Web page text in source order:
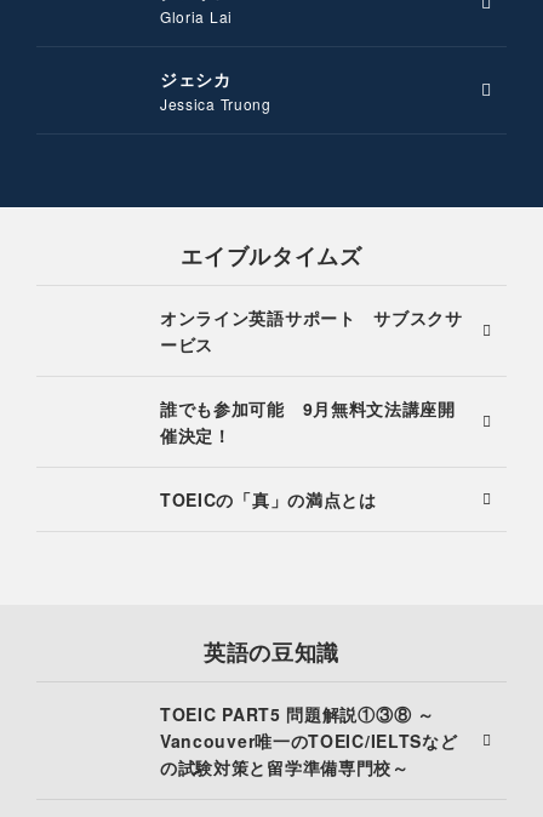
Gloria Lai
ジェシカ
Jessica Truong
エイブルタイムズ
オンライン英語サポート サブスクサ
ービス
誰でも参加可能 9月無料文法講座開
催決定！
TOEICの「真」の満点とは
英語の豆知識
TOEIC PART5 問題解説①③⑧ ～
Vancouver唯一のTOEIC/IELTSなど
の試験対策と留学準備専門校～